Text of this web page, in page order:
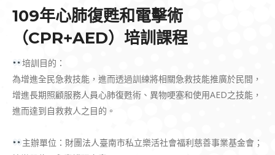
109年心肺復甦和電擊術
（CPR+AED）培訓課程
培訓目的：
為增進全民急救技能，進而透過訓練將相關急救技能推廣於民間，
增進長期照顧服務人員心肺復甦術、異物哽塞和使用AED之技能，
進而達到自救救人之目的。
主辦單位：財團法人臺南市私立樂活社會福利慈善事業基金會；